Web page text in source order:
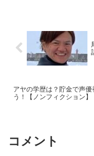
アヤの学歴は？貯金で声優
う！【ノンフィクション】
コメント